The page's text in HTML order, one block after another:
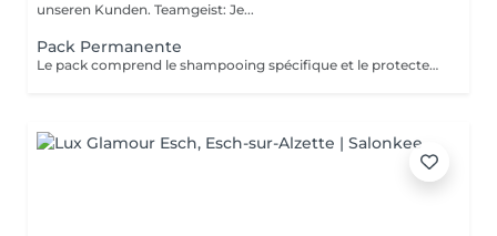
unseren Kunden. Teamgeist: Je...
Pack Permanente
Le pack comprend le shampooing spécifique et le protecteur REDKEN , la permanente avec les produits LOREAL PROFESSIONNEL , le conditionneur REDKEN , le séchage et les produits de styling REDKEN Option Coupe : la coupe IGORANCE (finition sur cheveux secs), le séchage et les produits de styling REDKEN. * Tarifs à titre indicatifs à confirmer après la consultation personnalisée établit auprès de votre coiffeur/stylist/spécialiste * La direction se réserve le droit d’apporter des modifications pour le bon fonctionnement du salon